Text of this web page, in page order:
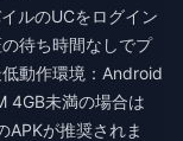
ルのUCをログイン
待ち時間なしでプ
動作環境：Android
4GB未満の場合は
APKが推奨されま